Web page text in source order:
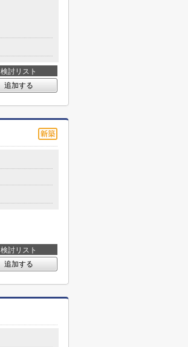
検討リスト
追加する
検討リスト
追加する